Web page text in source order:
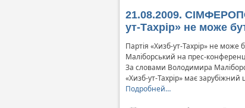
21.08.2009.
ут-Тахрір» не може
Партія «Хизб-ут-Тахрір» не може
Маліборський на прес-
За словами Володимира
«Хизб-ут-Тахрір» має
Подробней…